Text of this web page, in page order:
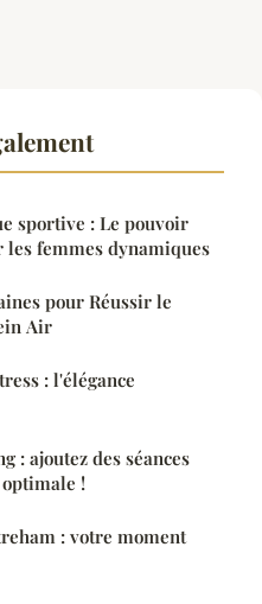
sportive : Le pouvoir
femmes dynamiques
pour Réussir le
Air
: l'élégance
: ajoutez des séances
!
: votre moment